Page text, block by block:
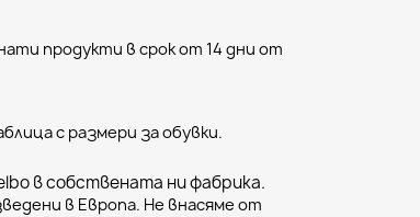
продукти в срок от 14 дни от
с размери за обувки.
в собствената ни фабрика.
в Европа. Не внасяме от